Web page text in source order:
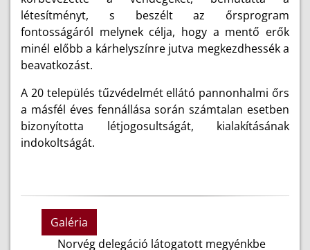
létesítményt, s beszélt az őrsprogram
fontosságáról melynek célja, hogy a mentő erők
minél előbb a kárhelyszínre jutva megkezdhessék a
beavatkozást.
A 20 település tűzvédelmét ellátó pannonhalmi őrs
a másfél éves fennállása során számtalan esetben
bizonyította létjogosultságát, kialakításának
indokoltságát.
Galéria
Norvég delegáció látogatott megyénkbe